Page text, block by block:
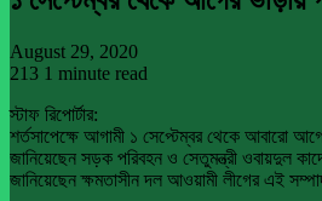
August 29, 2020
213 1 minute read
স্টাফ রিপোর্টার:
শর্তসাপেক্ষে আগামী ১ সেপ্টেম্বর থেকে আবারো
জানিয়েছেন সড়ক পরিবহন ও সেতুমন্ত্রী ওবায়দুল
জানিয়েছেন ক্ষমতাসীন দল আওয়ামী লীগের এই